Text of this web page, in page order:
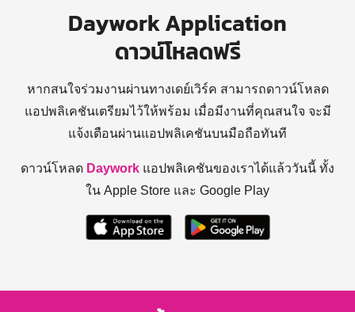
Daywork Application
ดาวน์โหลดฟรี
หากสนใจร่วมงานผ่านทางเดย์เวิร์ค สามารถดาวน์โหลด
แอปพลิเคชันเตรียมไว้ให้พร้อม เมื่อมีงานที่คุณสนใจ จะมี
แจ้งเตือนผ่านแอปพลิเคชันบนมือถือทันที
ดาวน์โหลด Daywork แอปพลิเคชันของเราได้แล้ววันนี้ ทั้ง
ใน Apple Store และ Google Play